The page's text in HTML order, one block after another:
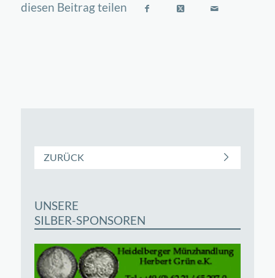
ZURÜCK
UNSERE
SILBER-SPONSOREN